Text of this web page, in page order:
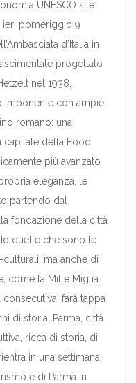
UNESCO si è
ieri pomeriggio 9
d’Italia in
progettato
nel 1938.
imponente con ampie
romano: una
della Food
più avanzato
eleganza, le
partendo dal
fondazione della città
quelle che sono le
ma anche di
come la Mille Miglia
farà tappa
di storia. Parma, città
ricca di storia, di
in una settimana
e di Parma in